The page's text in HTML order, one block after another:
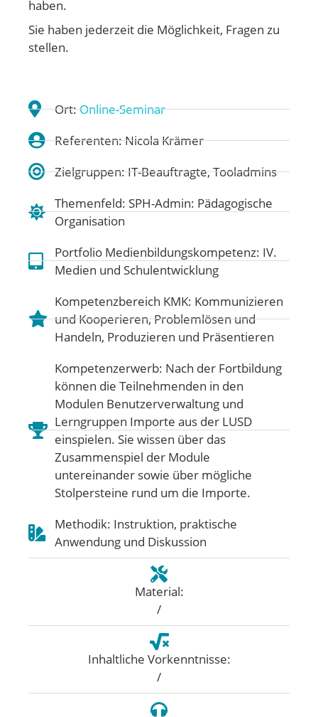
haben.
Sie haben jederzeit die Möglichkeit, Fragen zu
stellen.
Ort:Online-Seminar
Referenten: Nicola Krämer
Zielgruppen: IT-Beauftragte, Tooladmins
Themenfeld: SPH-Admin: Pädagogische
Organisation
Portfolio Medienbildungskompetenz: IV.
Medien und Schulentwicklung
Kompetenzbereich KMK: Kommunizieren
und Kooperieren,Problemlösen und
Handeln, Produzieren und Präsentieren
Kompetenzerwerb: Nach der Fortbildung
können die Teilnehmenden in den
Modulen Benutzerverwaltung und
Lerngruppen Importe aus der LUSD
einspielen. Sie wissen über das
Zusammenspiel der Module
untereinander sowie über mögliche
Stolpersteine rund um die Importe.
Methodik: Instruktion, praktische
Anwendung und Diskussion
Material:
/
Inhaltliche Vorkenntnisse:
/